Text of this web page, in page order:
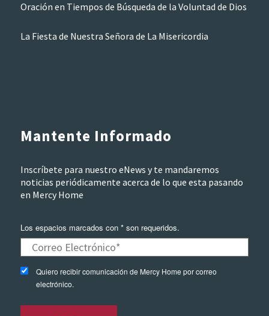
Oración en Tiempos de Búsqueda de la Voluntad de Dios
La Fiesta de Nuestra Señora de La Misericordia
Mantente Informado
Inscríbete para nuestro eNews y te mandaremos
noticias periódicamente acerca de lo que esta pasando
en Mercy Home
Los espacios marcados con * son requeridos.
Quiero recibir comunicación de Mercy Home por correo
electrónico.